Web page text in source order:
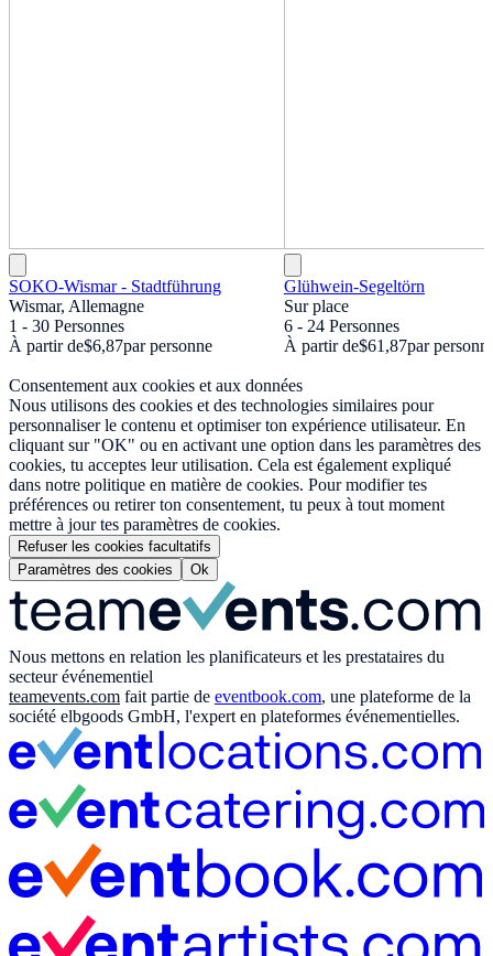
SOKO-Wismar - Stadtführung
Wismar, Allemagne
1 - 30 Personnes
À partir de$6,87par personne
Glühwein-Segeltörn
Sur place
6 - 24 Personnes
À partir de$61,87par
Consentement aux cookies et aux données
Nous utilisons des cookies et des technologies similaires pour
personnaliser le contenu et optimiser ton expérience utilisateur. En
cliquant sur "OK" ou en activant une option dans les paramètres des
cookies, tu acceptes leur utilisation. Cela est également expliqué
dans notre politique en matière de cookies. Pour modifier tes
préférences ou retirer ton consentement, tu peux à tout moment
mettre à jour tes paramètres de cookies.
Refuser les cookies facultatifs
Paramètres des cookies
Ok
Nous mettons en relation les planificateurs et les prestataires du
secteur événementiel
teamevents.com fait partie de eventbook.com, une plateforme de la
société elbgoods GmbH, l'expert en plateformes événementielles.